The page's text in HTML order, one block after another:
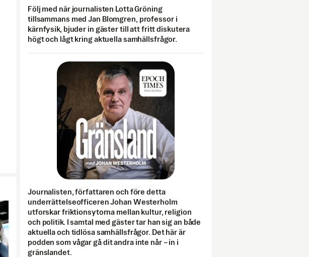
Följ med när journalisten Lotta Gröning
tillsammans med Jan Blomgren, professor i
kärnfysik, bjuder in gäster till att fritt diskutera
högt och lågt kring aktuella samhällsfrågor.
Journalisten, författaren och före detta
underrättelseofficeren Johan Westerholm
utforskar friktionsytorna mellan kultur, religion
och politik. I samtal med gäster tar han sig an både
aktuella och tidlösa samhällsfrågor. Det här är
podden som vågar gå dit andra inte når – in i
gränslandet.